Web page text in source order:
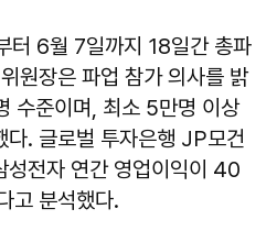
터 6월 7일까지 18일간 총파
원장은 파업 참가 의사를 밝
수준이며, 최소 5만명 이상
다. 글로벌 투자은행 JP모건
성전자 연간 영업이익이 40
고 분석했다.